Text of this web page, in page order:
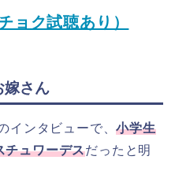
ョク試聴あり）
嫁さん
インタビューで、小学生
チュワーデスだったと明